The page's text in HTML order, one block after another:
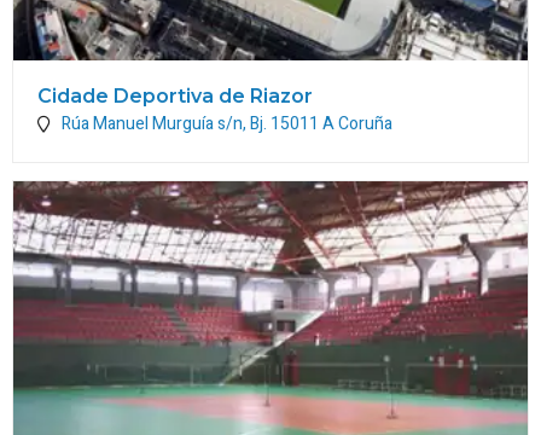
Cidade Deportiva de Riazor
Rúa Manuel Murguía s/n, Bj. 15011 A Coruña